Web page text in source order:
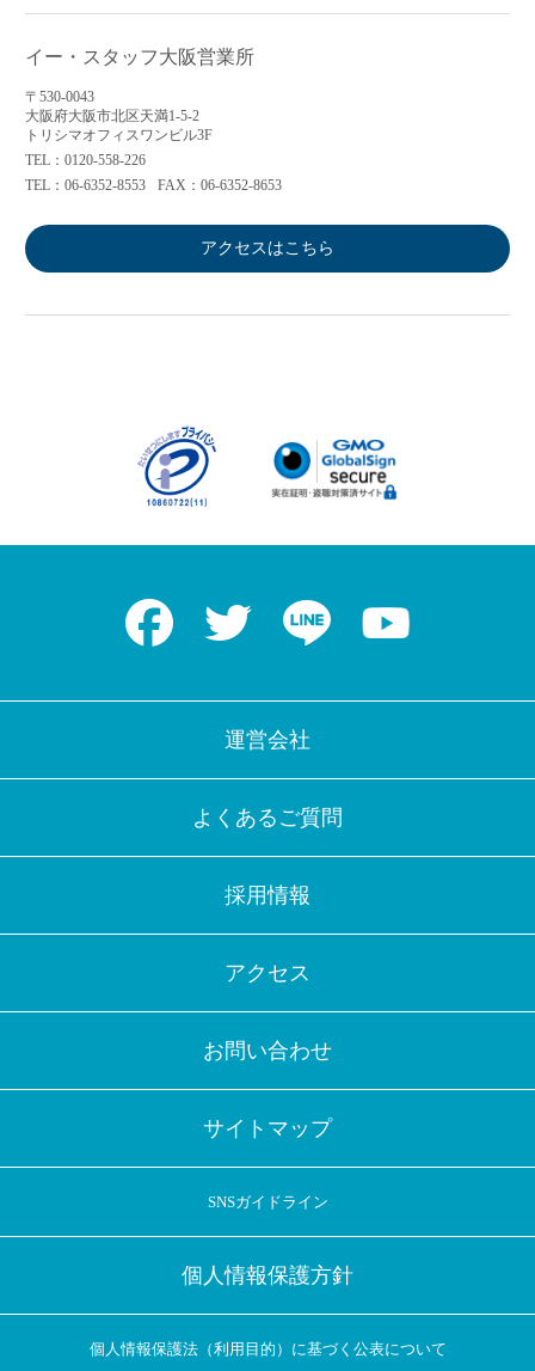
イー・スタッフ大阪営業所
〒530-0043
大阪府大阪市北区天満1-5-2
トリシマオフィスワンビル3F
TEL：0120-558-226
TEL：06-6352-8553
FAX：06-6352-8653
アクセスはこちら
Facebook Twitter LINE
運営会社
よくあるご質問
採用情報
アクセス
お問い合わせ
サイトマップ
SNSガイドライン
個人情報保護方針
個人情報保護法（利用目的）に基づく公表について